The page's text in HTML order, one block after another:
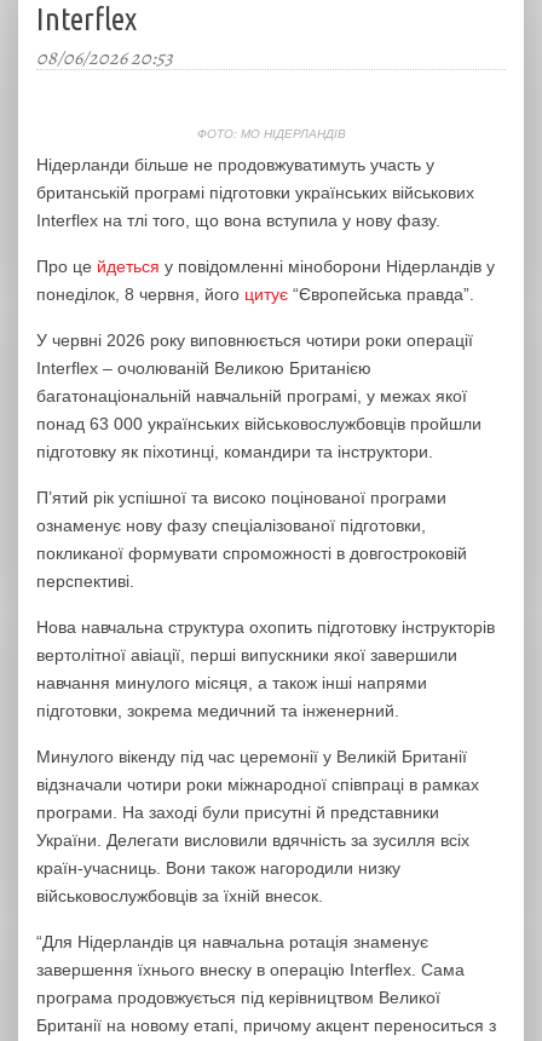
Interflex
08/06/2026 20:53
ФОТО: МО НІДЕРЛАНДІВ
Нідерланди більше не продовжуватимуть участь у
британській програмі підготовки українських військових
Interflex на тлі того, що вона вступила у нову фазу.
Про це йдеться у повідомленні міноборони Нідерландів у
понеділок, 8 червня, його цитує “Європейська правда”.
У червні 2026 року виповнюється чотири роки операції
Interflex – очолюваній Великою Британією
багатонаціональній навчальній програмі, у межах якої
понад 63 000 українських військовослужбовців пройшли
підготовку як піхотинці, командири та інструктори.
П’ятий рік успішної та високо поцінованої програми
ознаменує нову фазу спеціалізованої підготовки,
покликаної формувати спроможності в довгостроковій
перспективі.
Нова навчальна структура охопить підготовку інструкторів
вертолітної авіації, перші випускники якої завершили
навчання минулого місяця, а також інші напрями
підготовки, зокрема медичний та інженерний.
Минулого вікенду під час церемонії у Великій Британії
відзначали чотири роки міжнародної співпраці в рамках
програми. На заході були присутні й представники
України. Делегати висловили вдячність за зусилля всіх
країн-учасниць. Вони також нагородили низку
військовослужбовців за їхній внесок.
“Для Нідерландів ця навчальна ротація знаменує
завершення їхнього внеску в операцію Interflex. Сама
програма продовжується під керівництвом Великої
Британії на новому етапі, причому акцент переноситься з